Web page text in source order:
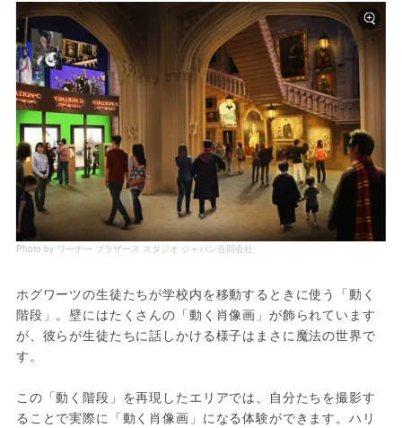
Photo by ワーナー ブラザース スタジオ ジャパン合同会社
ホグワーツの生徒たちが学校内を移動するときに使う「動く
階段」。壁にはたくさんの「動く肖像画」が飾られています
が、彼らが生徒たちに話しかける様子はまさに魔法の世界で
す。
この「動く階段」を再現したエリアでは、自分たちを撮影す
ることで実際に「動く肖像画」になる体験ができます。ハリ